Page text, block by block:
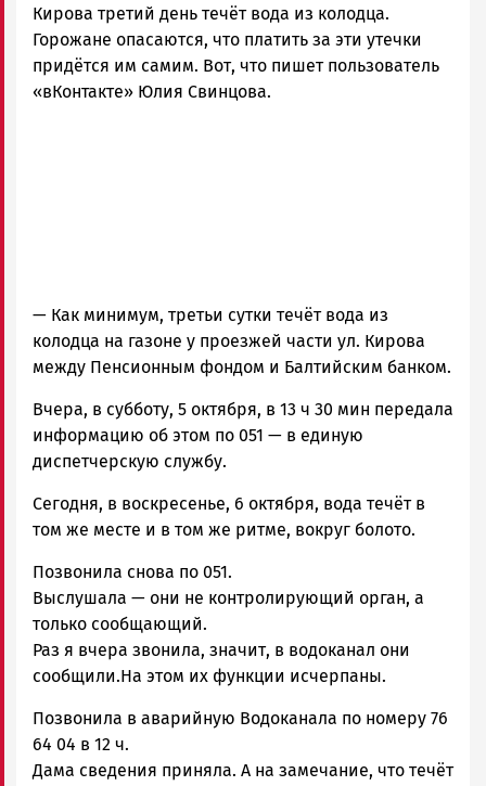
и
Карелии
|
Петрозаводск
Кирова третий день течёт вода из колодца.
Горожане опасаются, что платить за эти утечки
придётся им самим. Вот, что пишет пользователь
«вКонтакте» Юлия Свинцова.
— Как минимум, третьи сутки течёт вода из
колодца на газоне у проезжей части ул. Кирова
между Пенсионным фондом и Балтийским банком.
Вчера, в субботу, 5 октября, в 13 ч 30 мин передала
информацию об этом по 051 — в единую
диспетчерскую службу.
Сегодня, в воскресенье, 6 октября, вода течёт в
том же месте и в том же ритме, вокруг болото.
Позвонила снова по 051.
Выслушала — они не контролирующий орган, а
только сообщающий.
Раз я вчера звонила, значит, в водоканал они
сообщили.На этом их функции исчерпаны.
Позвонила в аварийную Водоканала по номеру 76
64 04 в 12 ч.
Дама сведения приняла. А на замечание, что течёт